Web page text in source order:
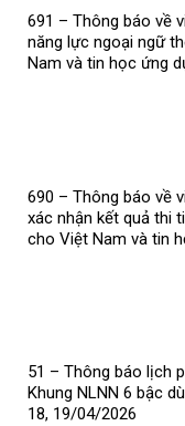
691 – Thông báo về
năng lực ngoại ngữ
Nam và tin học ứng
690 – Thông báo về
xác nhận kết quả thi
cho Việt Nam và tin
51 – Thông báo lịch
Khung NLNN 6 bậc
18, 19/04/2026